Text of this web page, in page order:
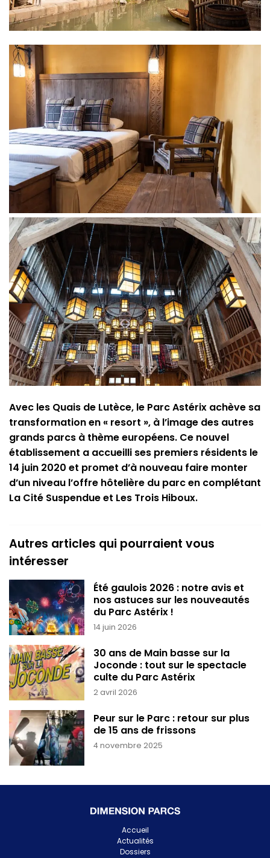
Avec les Quais de Lutèce, le Parc Astérix achève sa
transformation en « resort », à l’image des autres
grands parcs à thème européens. Ce nouvel
établissement a accueilli ses premiers résidents le
14 juin 2020 et promet d’à nouveau faire monter
d’un niveau l’offre hôtelière du parc en complétant
La Cité Suspendue et Les Trois Hiboux.
Autres articles qui pourraient vous
intéresser
14 juin 2026
Été gaulois 2026 : notre avis et
nos astuces sur les nouveautés
du Parc Astérix !
2 avril 2026
30 ans de Main basse sur la
Joconde : tout sur le spectacle
culte du Parc Astérix
4 novembre 2025
Peur sur le Parc : retour sur plus
de 15 ans de frissons
Accueil
Actualités
Dossiers